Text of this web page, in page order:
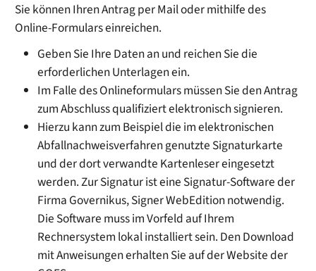
Sie können Ihren Antrag per Mail oder mithilfe des
Online-Formulars einreichen.
Geben Sie Ihre Daten an und reichen Sie die
erforderlichen Unterlagen ein.
Im Falle des Onlineformulars müssen Sie den Antrag
zum Abschluss qualifiziert elektronisch signieren.
Hierzu kann zum Beispiel die im elektronischen
Abfallnachweisverfahren genutzte Signaturkarte
und der dort verwandte Kartenleser eingesetzt
werden. Zur Signatur ist eine Signatur-Software der
Firma Governikus, Signer WebEdition notwendig.
Die Software muss im Vorfeld auf Ihrem
Rechnersystem lokal installiert sein. Den Download
mit Anweisungen erhalten Sie auf der Website der